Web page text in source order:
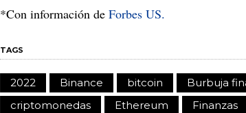
*Con información de Forbes US.
TAGS
2022 Binance bitcoin Burbuja
criptomonedas
Ethereum Finanzas